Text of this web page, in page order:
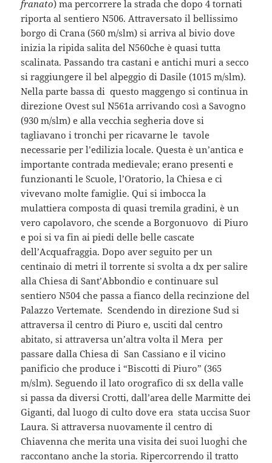
franato) ma percorrere la strada che dopo 4 tornati
riporta al sentiero N506. Attraversato il bellissimo
borgo di Crana (560 m/slm) si arriva al bivio dove
inizia la ripida salita del N560che è quasi tutta
scalinata. Passando tra castani e antichi muri a secco
si raggiungere il bel alpeggio di Dasile (1015 m/slm).
Nella parte bassa di questo maggengo si continua in
direzione Ovest sul N561a arrivando così a Savogno
(930 m/slm) e alla vecchia segheria dove si
tagliavano i tronchi per ricavarne le tavole
necessarie per l’edilizia locale. Questa è un’antica e
importante contrada medievale; erano presenti e
funzionanti le Scuole, l’Oratorio, la Chiesa e ci
vivevano molte famiglie. Qui si imbocca la
mulattiera composta di quasi tremila gradini, è un
vero capolavoro, che scende a Borgonuovo di Piuro
e poi si va fin ai piedi delle belle cascate
dell’Acquafraggia. Dopo aver seguito per un
centinaio di metri il torrente si svolta a dx per salire
alla Chiesa di Sant’Abbondio e continuare sul
sentiero N504 che passa a fianco della recinzione del
Palazzo Vertemate. Scendendo in direzione Sud si
attraversa il centro di Piuro e, usciti dal centro
abitato, si attraversa un’altra volta il Mera per
passare dalla Chiesa di San Cassiano e il vicino
panificio che produce i “Biscotti di Piuro” (365
m/slm). Seguendo il lato orografico di sx della valle
si passa da diversi Crotti, dall’area delle Marmitte dei
Giganti, dal luogo di culto dove era stata uccisa Suor
Laura. Si attraversa nuovamente il centro di
Chiavenna che merita una visita dei suoi luoghi che
raccontano anche la storia. Ripercorrendo il tratto